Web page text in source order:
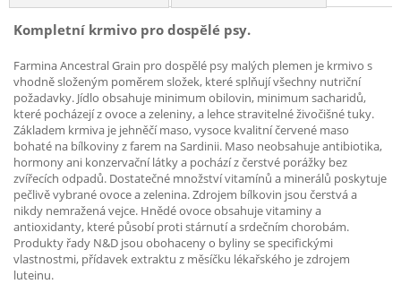
Kompletní krmivo pro dospělé psy.
Farmina Ancestral Grain pro dospělé psy malých plemen je krmivo s
vhodně složeným poměrem složek, které splňují všechny nutriční
požadavky. Jídlo obsahuje minimum obilovin, minimum sacharidů,
které pocházejí z ovoce a zeleniny, a lehce stravitelné živočišné tuky.
Základem krmiva je jehněčí maso, vysoce kvalitní červené maso
bohaté na bílkoviny z farem na Sardinii. Maso neobsahuje antibiotika,
hormony ani konzervační látky a pochází z čerstvé porážky bez
zvířecích odpadů. Dostatečné množství vitamínů a minerálů poskytuje
pečlivě vybrané ovoce a zelenina. Zdrojem bílkovin jsou čerstvá a
nikdy nemražená vejce. Hnědé ovoce obsahuje vitaminy a
antioxidanty, které působí proti stárnutí a srdečním chorobám.
Produkty řady N&D jsou obohaceny o byliny se specifickými
vlastnostmi, přídavek extraktu z měsíčku lékařského je zdrojem
luteinu.